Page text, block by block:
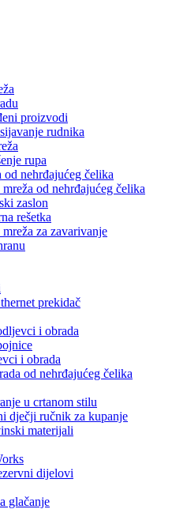
proizvodi
rudnika
rupa
od nehrđajućeg čelika
mreža od nehrđajućeg čelika
zaslon
rešetka
mreža za zavarivanje
prekidač
i obrada
i obrada
od nehrđajućeg čelika
u crtanom stilu
dječji ručnik za kupanje
materijali
dijelovi
glačanje